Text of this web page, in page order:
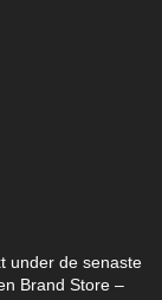
under de senaste
Brand Store –